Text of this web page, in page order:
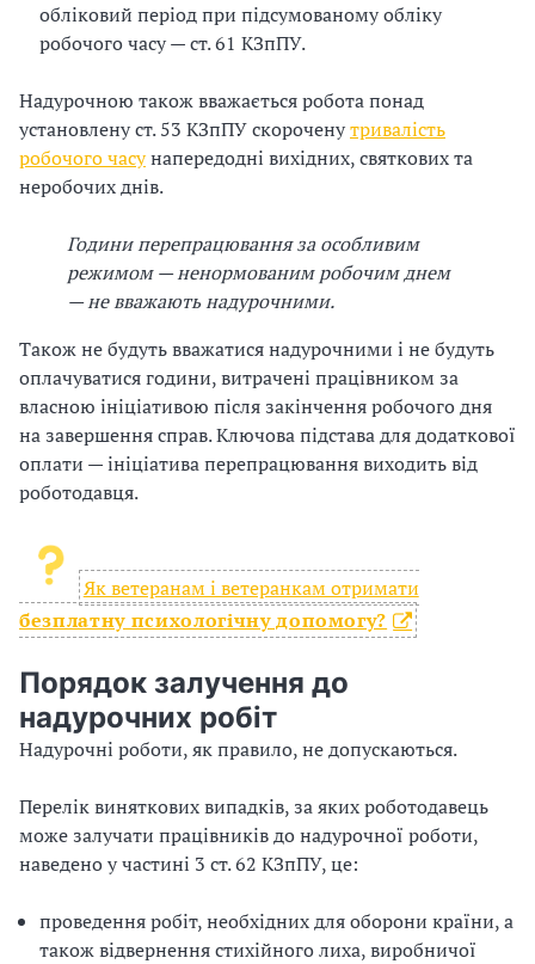
обліковий період при підсумованому обліку
робочого часу — ст. 61 КЗпПУ.
Надурочною також вважається робота понад
установлену ст. 53 КЗпПУ скороченутривалість
робочого часунапередодні вихідних, святкових та
неробочих днів.
Години перепрацювання за особливим
режимом — ненормованим робочим днем
— не вважають надурочними.
Також не будуть вважатися надурочними і не будуть
оплачуватися години, витрачені працівником за
власною ініціативою після закінчення робочого дня
на завершення справ. Ключова підстава для додаткової
оплати — ініціатива перепрацювання виходить від
роботодавця.
Як ветеранам і ветеранкам отримати
безплатну психологічну допомогу?
Порядок залучення до
надурочних робіт
Надурочні роботи, як правило, не допускаються.
Перелік виняткових випадків, за яких роботодавець
може залучати працівників до надурочної роботи,
наведено у частині 3 ст. 62 КЗпПУ, це:
проведення робіт, необхідних для оборони країни, а
також відвернення стихійного лиха, виробничої